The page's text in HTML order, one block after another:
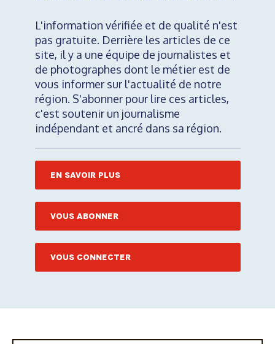
L'information vérifiée et de qualité n'est
pas gratuite. Derrière les articles de ce
site, il y a une équipe de journalistes et
de photographes dont le métier est de
vous informer sur l'actualité de notre
région. S'abonner pour lire ces articles,
c'est soutenir un journalisme
indépendant et ancré dans sa région.
EN SAVOIR PLUS
VOUS ABONNER
VOUS CONNECTER